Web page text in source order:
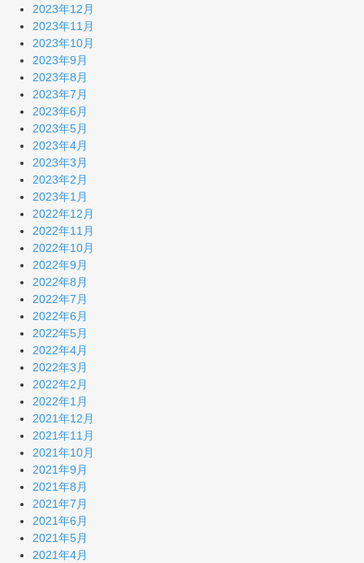
2023年12月
2023年11月
2023年10月
2023年9月
2023年8月
2023年7月
2023年6月
2023年5月
2023年4月
2023年3月
2023年2月
2023年1月
2022年12月
2022年11月
2022年10月
2022年9月
2022年8月
2022年7月
2022年6月
2022年5月
2022年4月
2022年3月
2022年2月
2022年1月
2021年12月
2021年11月
2021年10月
2021年9月
2021年8月
2021年7月
2021年6月
2021年5月
2021年4月